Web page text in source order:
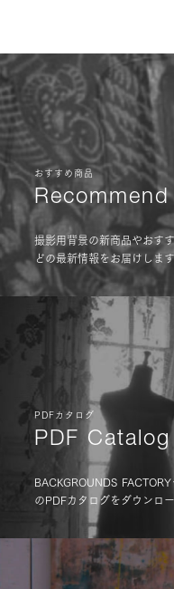
おすすめ商品
撮影用背景の新商品やおす
どの最新情報をお届けします
PDFカタログ
PDF Catalog
BACKGROUNDS
のPDFカタログをダウンロ